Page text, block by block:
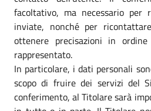
facoltativo, ma necessario per
inviate, nonché per
ottenere precisazioni in
rappresentato.
In particolare, i dati personali
scopo di fruire dei servizi del
conferimento, al Titolare sarà